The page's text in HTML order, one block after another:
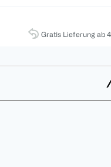
Gratis Lieferung ab